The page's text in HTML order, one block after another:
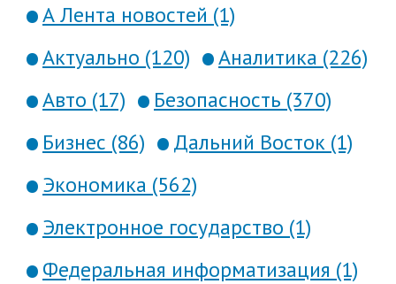
А Лента новостей (1)
Актуально (120)
Аналитика (226)
Авто (17)
Безопасность (370)
Бизнес (86)
Дальний Восток (1)
Экономика (562)
Электронное государство (1)
Федеральная информатизация (1)